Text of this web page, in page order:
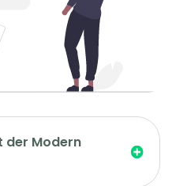
der Modern